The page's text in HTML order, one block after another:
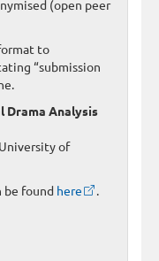
(open peer
to
“submission
Drama Analysis
of
be found here .